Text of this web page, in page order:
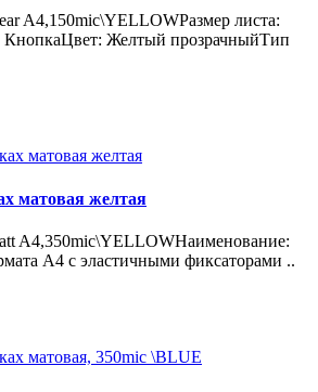
A4,150mic\YELLOWРазмер листа:
Желтый прозрачныйТип
матовая желтая
A4,350mic\YELLOWНаименование:
А4 с эластичными фиксаторами ..